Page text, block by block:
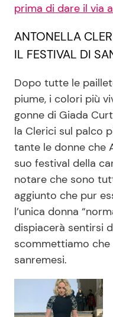
Pubblicità
Privacy Policy
prima di dare il via
ANTONELLA
IL FESTIVAL DI
Dopo tutte le
piume, i colori più
gonne di Giada
la Clerici sul palco
tante le donne che
suo festival della
notare che sono
aggiunto che pur
l’unica donna
dispiacerà sentirsi
scommettiamo
sanremesi.